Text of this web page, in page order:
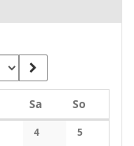
SaSamstag
So
4 5